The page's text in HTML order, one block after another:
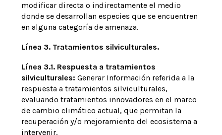
modificar directa o indirectamente el medio
donde se desarrollan especies que se encuentren
en alguna categoría de amenaza.
Línea 3. Tratamientos silviculturales.
Línea 3.1. Respuesta a tratamientos
silviculturales: Generar Información referida a la
respuesta a tratamientos silviculturales,
evaluando tratamientos innovadores en el marco
de cambio climático actual, que permitan la
recuperación y/o mejoramiento del ecosistema a
intervenir.